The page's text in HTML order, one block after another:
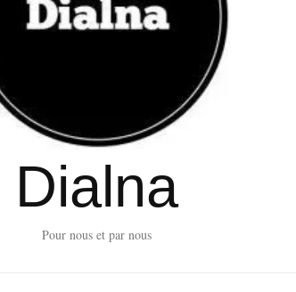
Dialna
Pour nous et par nous